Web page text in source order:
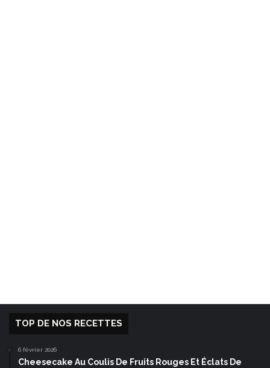
TOP DE NOS RECETTES
6 février 2026
Cheesecake Au Coulis De Fruits Rouges Et Éclats De